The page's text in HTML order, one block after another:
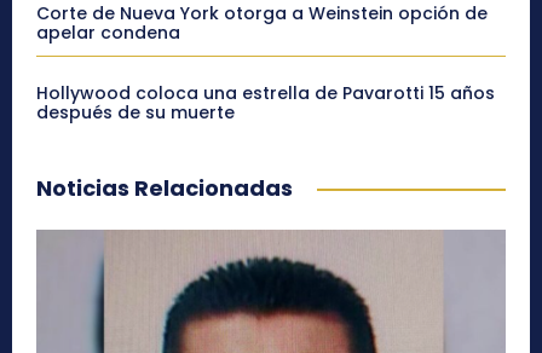
Corte de Nueva York otorga a Weinstein opción de
apelar condena
Hollywood coloca una estrella de Pavarotti 15 años
después de su muerte
Noticias Relacionadas